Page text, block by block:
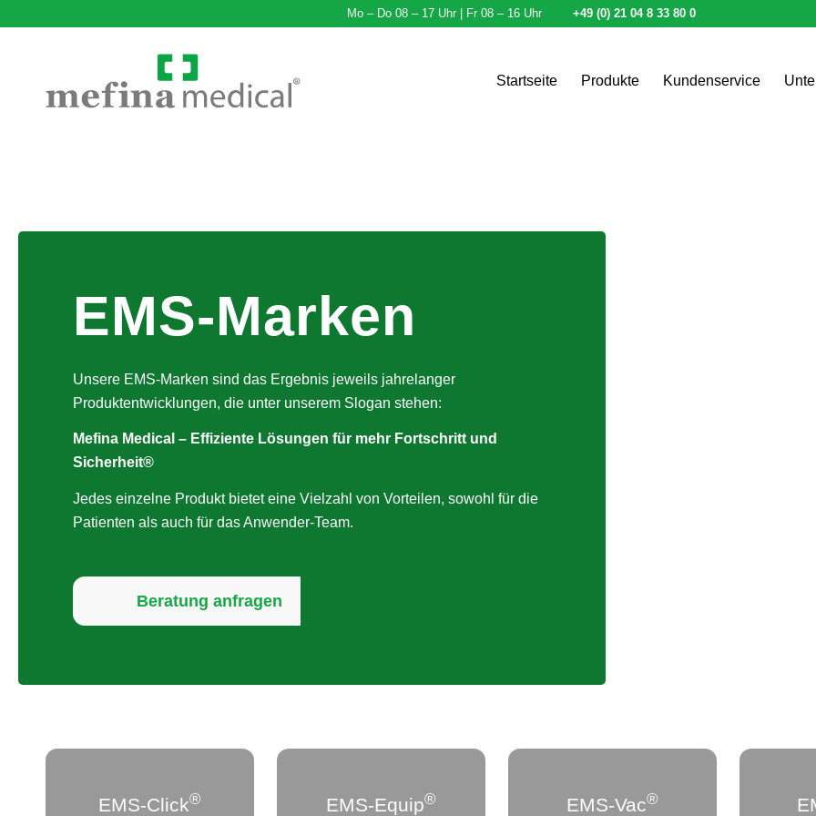
Mo – Do 08 – 17 Uhr | Fr 08 – 16 Uhr +49 (0) 21 04 8 33 80 0
Startseite Produkte Kundenservice
EMS-Marken
Unsere EMS-Marken sind das Ergebnis jeweils jahrelanger
Produktentwicklungen, die unter unserem Slogan stehen:
Mefina Medical – Effiziente Lösungen für mehr Fortschritt und
Sicherheit®
Jedes einzelne Produkt bietet eine Vielzahl von Vorteilen, sowohl für die
Patienten als auch für das Anwender-Team.
Beratung anfragen
EMS-Click® EMS-Equip® EMS-Vac®